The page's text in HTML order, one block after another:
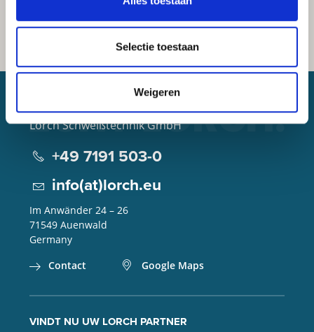
Selectie toestaan
Weigeren
Lorch Schweißtechnik GmbH
+49 7191 503-0
info(at)lorch.eu
Im Anwänder 24 – 26
71549 Auenwald
Germany
Contact
Google Maps
VINDT NU UW LORCH PARTNER